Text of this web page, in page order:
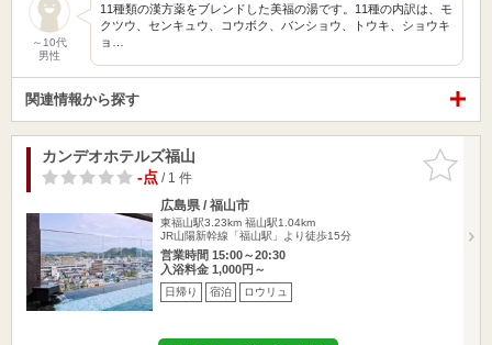
～10代
男性
11種類の漢方薬をブレンドした美福の湯です。11種の内訳は、モ
クツウ、センキュウ、コウボク、バンショウ、トウキ、ショウキ
ョ…
関連情報から探す
お気に入
りに追加
カンデオホテルズ福山
-点/ 1 件
広島県 / 福山市
東福山駅3.23km 福山駅1.04km
JR山陽新幹線「福山駅」より徒歩15分
営業時間 15:00～20:30
入浴料金 1,000円～
日帰り 宿泊 ロウリュ